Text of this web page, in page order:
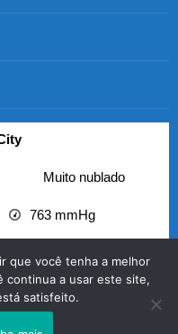
Muito nublado
763 mmHg
31°C
que você tenha a melhor
continua a usar este site,
satisfeito.